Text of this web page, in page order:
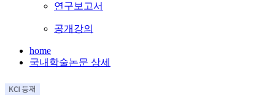
연구보고서
공개강의
home
국내학술논문 상세